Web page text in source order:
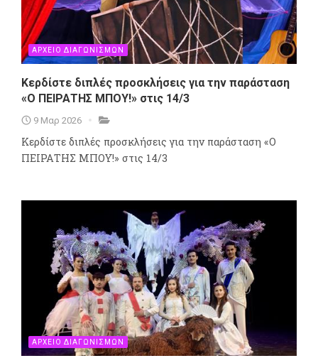
ΑΡΧΕΙΟ ΔΙΑΓΩΝΙΣΜΩΝ
Κερδίστε διπλές προσκλήσεις για την παράσταση
«O ΠΕΙΡΑΤΗΣ ΜΠΟΥ!» στις 14/3
9 Μαρ 2026
Κερδίστε διπλές προσκλήσεις για την παράσταση «O
ΠΕΙΡΑΤΗΣ ΜΠΟΥ!» στις 14/3
ΑΡΧΕΙΟ ΔΙΑΓΩΝΙΣΜΩΝ